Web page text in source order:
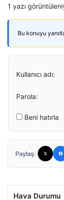
1 yazı
Bu konuyu
Kullanıcı adı:
Parola:
Beni hatırla
Paylaş:
Hava Durumu